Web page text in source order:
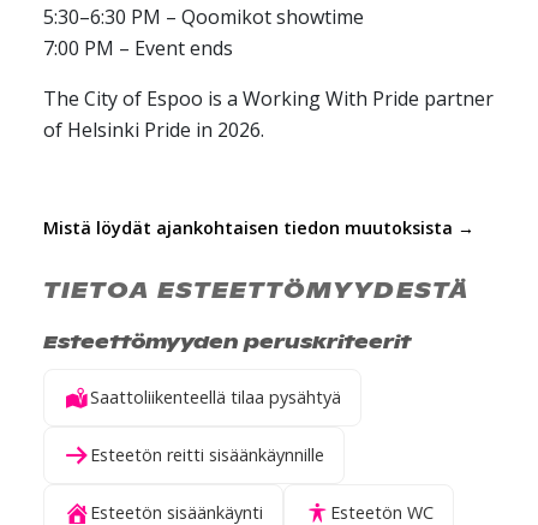
5:30–6:30 PM – Qoomikot showtime
7:00 PM – Event ends
The City of Espoo is a Working With Pride partner
of Helsinki Pride in 2026.
Mistä löydät ajankohtaisen tiedon muutoksista →
TIETOA ESTEETTÖMYYDESTÄ
Esteettömyyden peruskriteerit
Saattoliikenteellä tilaa pysähtyä
Esteetön reitti sisäänkäynnille
Esteetön sisäänkäynti Esteetön WC